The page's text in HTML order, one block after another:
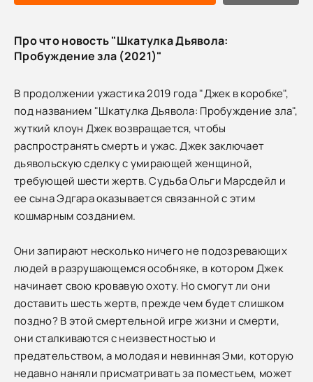
Про что новость "Шкатулка Дьявола:
Пробуждение зла (2021)"
В продолжении ужастика 2019 года "Джек в коробке",
под названием "Шкатулка Дьявола: Пробуждение зла",
жуткий клоун Джек возвращается, чтобы
распространять смерть и ужас. Джек заключает
дьявольскую сделку с умирающей женщиной,
требующей шести жертв. Судьба Ольги Марсдейл и
ее сына Эдгара оказывается связанной с этим
кошмарным созданием.
Они запирают несколько ничего не подозревающих
людей в разрушающемся особняке, в котором Джек
начинает свою кровавую охоту. Но смогут ли они
доставить шесть жертв, прежде чем будет слишком
поздно? В этой смертельной игре жизни и смерти,
они сталкиваются с неизвестностью и
предательством, а молодая и невинная Эми, которую
недавно наняли присматривать за поместьем, может